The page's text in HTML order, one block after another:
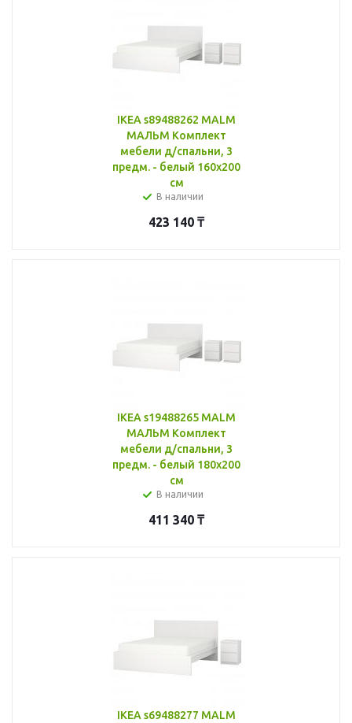
IKEA s89488262 MALM
МАЛЬМ Комплект
мебели д/спальни, 3
предм. - белый 160x200
см
В наличии
423 140 ₸
IKEA s19488265 MALM
МАЛЬМ Комплект
мебели д/спальни, 3
предм. - белый 180x200
см
В наличии
411 340 ₸
IKEA s69488277 MALM